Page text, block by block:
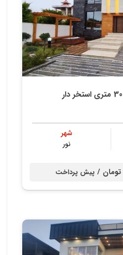
شهر
نور
پیش پرداخت